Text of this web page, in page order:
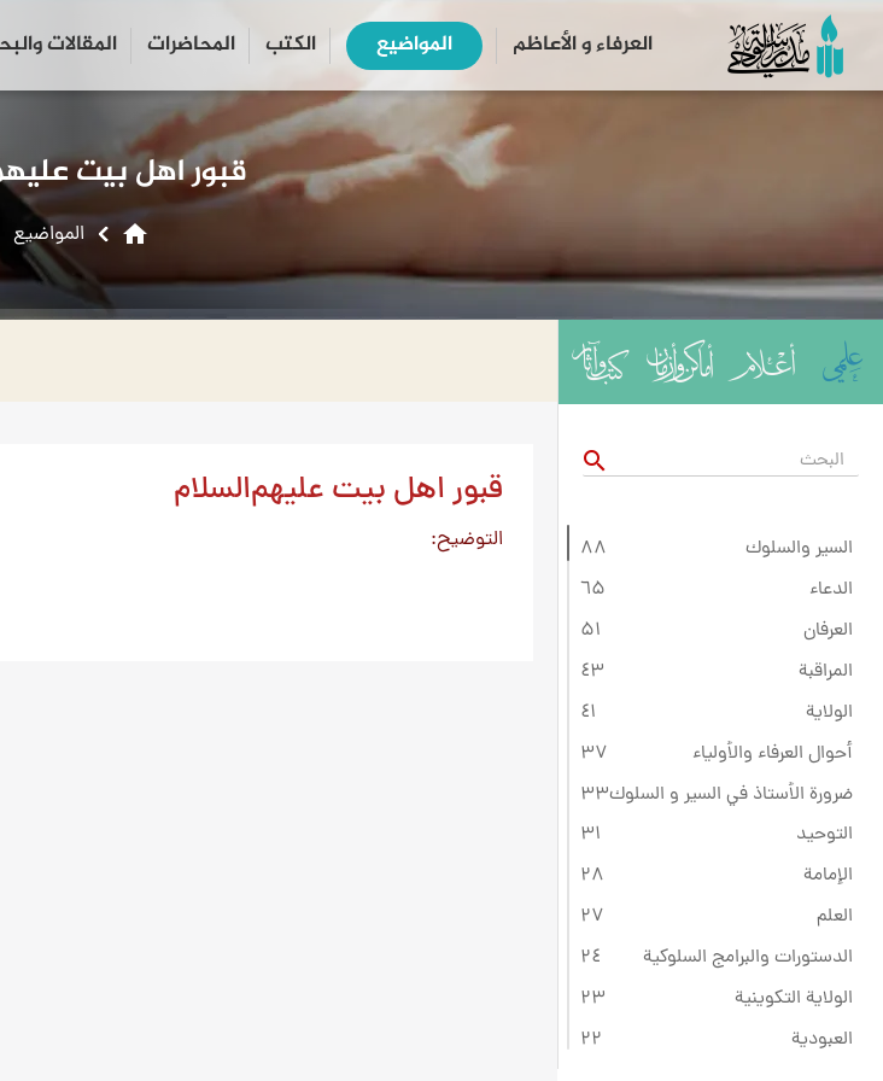
العرفاء و الأعاظم المواضیع الكتب المحاضرات المقالات
search
قبور اهل بیت
home المواضیع
search
السير والسلوك
۸۸
الدعاء
٦۵
العرفان
۵۱
المراقبة
٤۳
الولاية
٤۱
أحوال العرفاء والأولياء
۳۷
ضرورة الأستاذ في السير و السلوك۳۳
التوحيد
۳۱
الإمامة
۲۸
العلم
۲۷
الدستورات والبرامج السلوكية
۲٤
الولاية التكوينية
۲۳
العبودية
۲۲
قبور اهل بیت علیهم‌السلام
التوضيح